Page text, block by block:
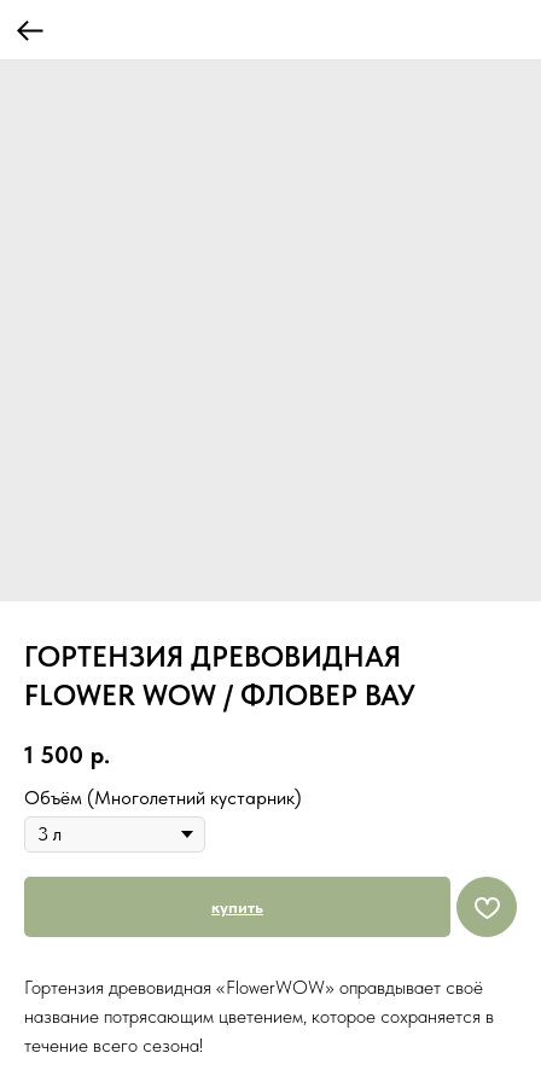
ГОРТЕНЗИЯ ДРЕВОВИДНАЯ
FLOWER WOW / ФЛОВЕР ВАУ
1 500 р.
Объём (Многолетний кустарник)
купить
Гортензия древовидная «FlowerWOW» оправдывает своё
название потрясающим цветением, которое сохраняется в
течение всего сезона!